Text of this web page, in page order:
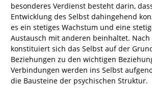
besonderes Verdienst besteht darin,
Entwicklung des Selbst dahingehend
es ein stetiges Wachstum und eine
Austausch mit anderen beinhaltet.
konstituiert sich das Selbst auf der
Beziehungen zu den wichtigen
Verbindungen werden ins Selbst
die Bausteine der psychischen Struktur.